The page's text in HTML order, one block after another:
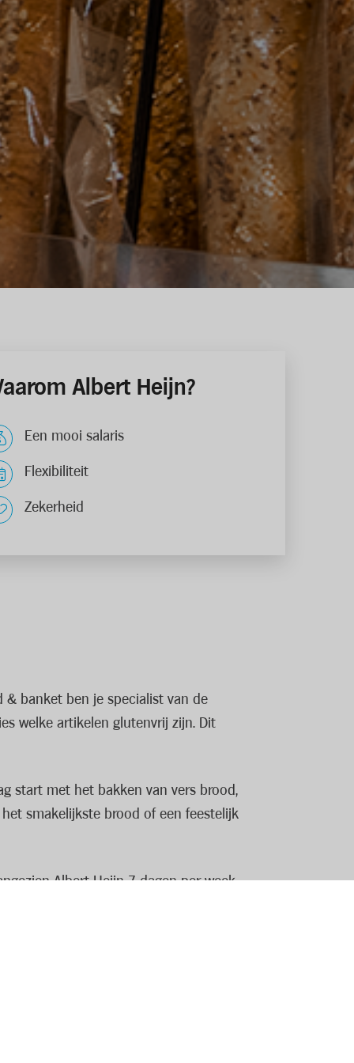
Albert Heijn?
Een mooi salaris
Flexibiliteit
Zekerheid
& banket ben je specialist van de
welke artikelen glutenvrij zijn. Dit
start met het bakken van vers brood,
smakelijkste brood of een feestelijk
Albert Heijn 7 dagen per week